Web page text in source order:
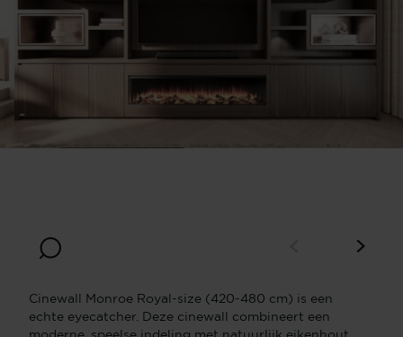
Cinewall Monroe Royal-size (420-480 cm) is een
echte eyecatcher. Deze cinewall combineert een
moderne, speelse indeling met natuurlijk eikenhout,
Breedte Diepte
40